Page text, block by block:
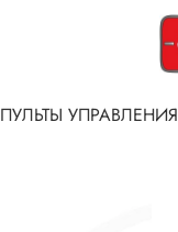
ПУЛЬТЫ УПРАВЛЕНИЯ